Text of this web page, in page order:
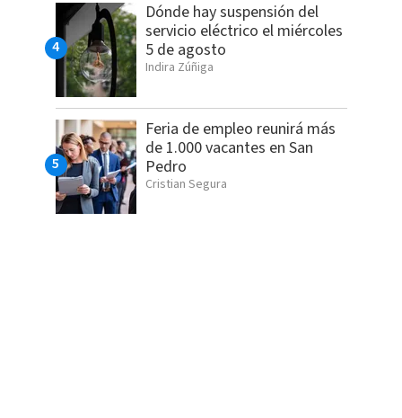
Dónde hay suspensión del
servicio eléctrico el miércoles
5 de agosto
Indira Zúñiga
Feria de empleo reunirá más
de 1.000 vacantes en San
Pedro
Cristian Segura